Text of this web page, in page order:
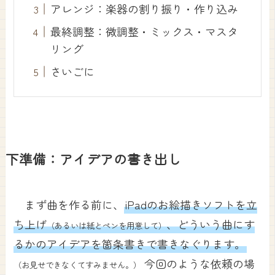
アレンジ：楽器の割り振り・作り込み
最終調整：微調整・ミックス・マスタ
リング
さいごに
下準備：アイデアの書き出し
まず曲を作る前に、iPadのお絵描きソフトを立
ち上げ（あるいは紙とペンを用意して）、どういう曲にす
るかのアイデアを箇条書きで書きなぐります。
（お見せできなくてすみません。） 今回のような依頼の場